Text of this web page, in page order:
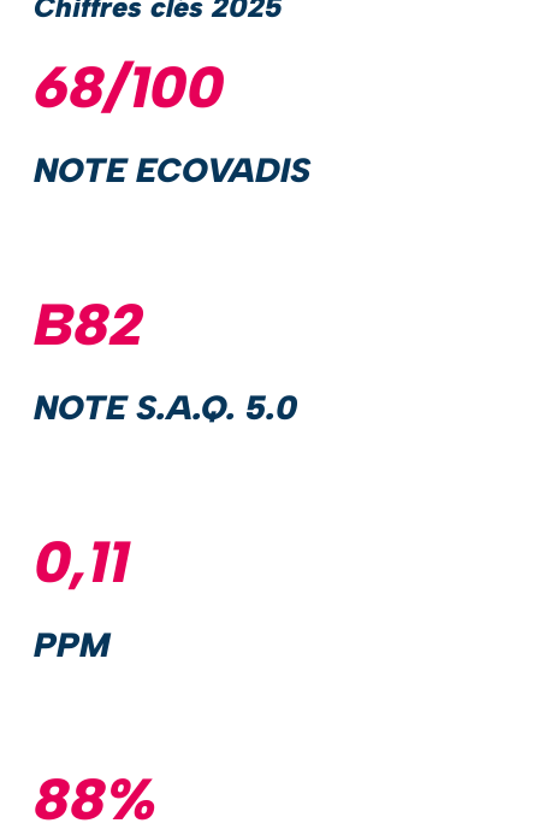
68/100
NOTE ECOVADIS
B82
NOTE S.A.Q. 5.0
0,11
PPM
88%